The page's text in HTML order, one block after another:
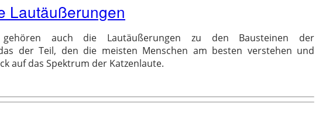
Lautäußerungen
auch die Lautäußerungen zu den Bausteinen der
der Teil, den die meisten Menschen am besten verstehen und
auf das Spektrum der Katzenlaute.